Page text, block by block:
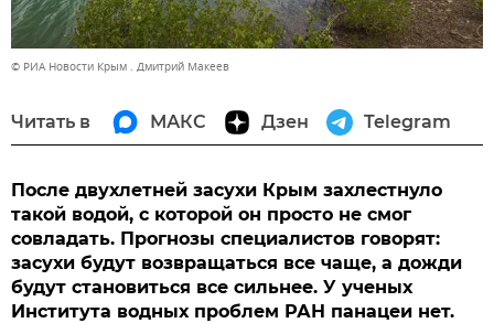
© РИА Новости Крым . Дмитрий Макеев
Читать в МАКС Дзен Telegram
После двухлетней засухи Крым захлестнуло
такой водой, с которой он просто не смог
совладать. Прогнозы специалистов говорят:
засухи будут возвращаться все чаще, а дожди
будут становиться все сильнее. У ученых
Института водных проблем РАН панацеи нет.